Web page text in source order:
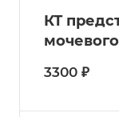
КТ
3300 ₽